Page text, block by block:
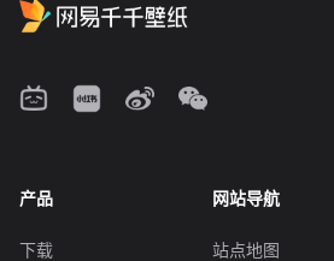
产品
下载
网站导航
站点地图